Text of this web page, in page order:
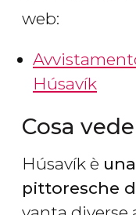
web:
Húsavík
Cosa
Húsavík è
pittoresche